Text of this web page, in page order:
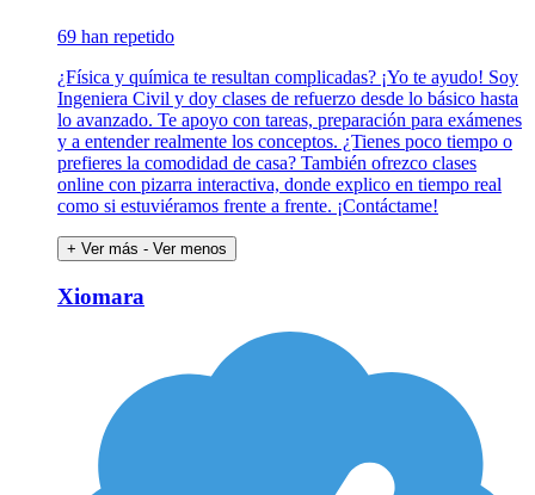
69 han repetido
¿Física y química te resultan complicadas? ¡Yo te ayudo! Soy
Ingeniera Civil y doy clases de refuerzo desde lo básico hasta
lo avanzado. Te apoyo con tareas, preparación para exámenes
y a entender realmente los conceptos. ¿Tienes poco tiempo o
prefieres la comodidad de casa? También ofrezco clases
online con pizarra interactiva, donde explico en tiempo real
como si estuviéramos frente a frente. ¡Contáctame!
+ Ver más - Ver menos
Xiomara